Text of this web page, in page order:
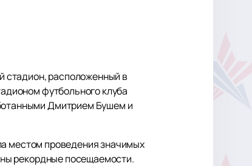
стадион, расположенный в
футбольного клуба
Дмитрием Бушем и
местом проведения значимых
рекордные посещаемости.